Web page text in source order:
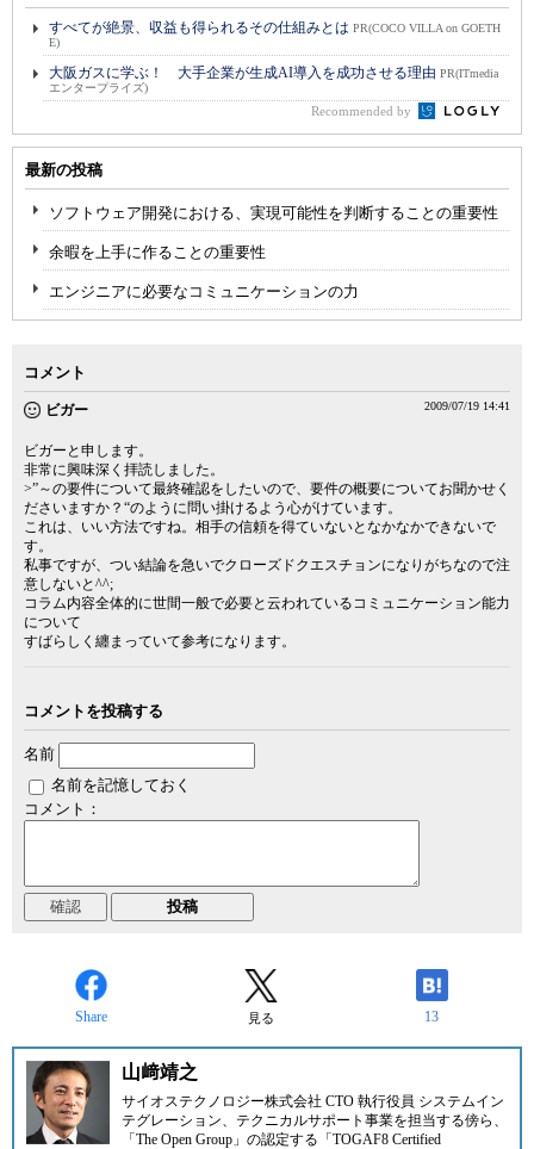
すべてが絶景、収益も得られるその仕組みとは PR(COCO VILLA on GOETH
E)
大阪ガスに学ぶ！ 大手企業が生成AI導入を成功させる理由 PR(ITmedia
エンタープライズ)
Recommended by
最新の投稿
ソフトウェア開発における、実現可能性を判断することの重要性
余暇を上手に作ることの重要性
エンジニアに必要なコミュニケーションの力
コメント
ビガー 2009/07/19 14:41
ビガーと申します。
非常に興味深く拝読しました。
>”～の要件について最終確認をしたいので、要件の概要についてお聞かせく
ださいますか？“のように問い掛けるよう心がけています。
これは、いい方法ですね。相手の信頼を得ていないとなかなかできないで
す。
私事ですが、つい結論を急いでクローズドクエスチョンになりがちなので注
意しないと^^;
コラム内容全体的に世間一般で必要と云われているコミュニケーション能力
について
すばらしく纏まっていて参考になります。
コメントを投稿する
名前
名前を記憶しておく
コメント：
Share 見る 13
山﨑靖之
サイオステクノロジー株式会社 CTO 執行役員 システムイン
テグレーション、テクニカルサポート事業を担当する傍ら、
「The Open Group」の認定する「TOGAF8 Certified